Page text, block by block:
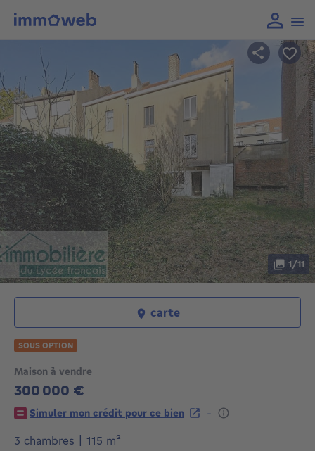
Maison à vendre
300 000 €
300000€
Simuler mon crédit pour ce bien
-
3 chambres
115 m²
1/11
carte
SOUS OPTION